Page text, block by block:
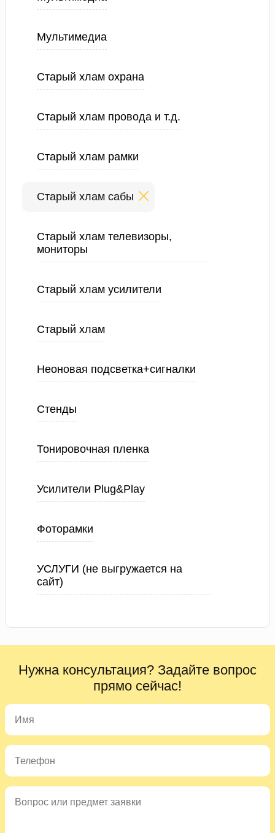
Мультимедиа
Старый хлам охрана
Старый хлам провода и т.д.
Старый хлам рамки
Старый хлам сабы
Старый хлам телевизоры,
мониторы
Старый хлам усилители
Старый хлам
Неоновая подсветка+сигналки
Стенды
Тонировочная пленка
Усилители Plug&Play
Фоторамки
УСЛУГИ (не выгружается на
сайт)
Нужна консультация? Задайте вопрос
прямо сейчас!